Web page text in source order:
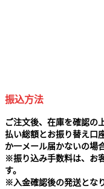
振込方法
ご注文後、在庫を確認の
払い総額とお振り替え口
か一メール届かないの場
※振り込み手数料は、お
す。
※ 入金確認後の発送とな